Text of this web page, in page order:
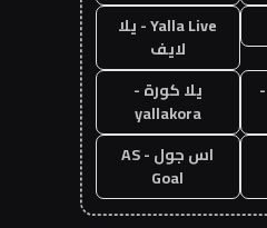
Yalla Live - يلا
لايف
يلا كورة -
yallakora
اس جول - AS
Goal